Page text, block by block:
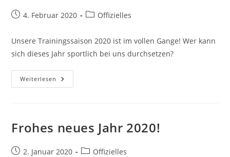
Beitrag4. Februar 2020
Beitrags-
Offizielles
Unsere Trainingssaison 2020 ist im vollen Gange! Wer kann
sich dieses Jahr sportlich bei uns durchsetzen?
Weiterlesen Saison
2020
Frohes neues Jahr 2020!
Beitrag2. Januar 2020
Beitrags-
Offizielles